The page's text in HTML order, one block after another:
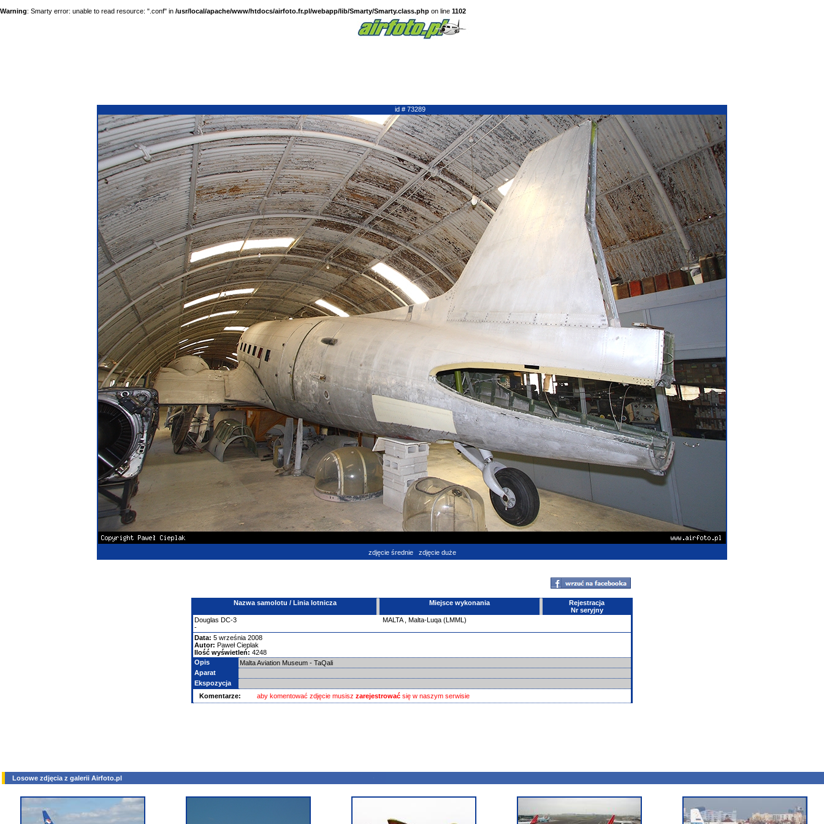
Warning: Smarty error: unable to read resource: ".conf" in /usr/local/apache/www/htdocs/airfoto.fr.pl/webapp/lib/Smarty/Smarty.class.php on line 1102
id # 73289
zdjęcie średnie zdjęcie duże
Nazwa samolotu / Linia lotnicza Miejsce wykonania
Rejestracja
Nr seryjny
Douglas DC-3
-
MALTA, Malta-Luqa (LMML)
Data: 5 września 2008
Autor: Paweł Cieplak
Ilość wyświetleń: 4248
Opis
Malta Aviation Museum - TaQali
Aparat
Ekspozycja
Komentarze:
aby komentować zdjęcie musisz zarejestrować się w naszym serwisie
Losowe zdjęcia z galerii Airfoto.pl